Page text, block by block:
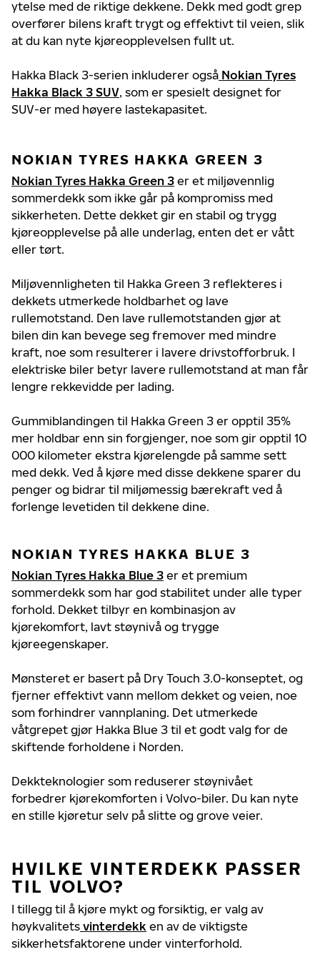
ytelse med de riktige dekkene. Dekk med godt grep
overfører bilens kraft trygt og effektivt til veien, slik
at du kan nyte kjøreopplevelsen fullt ut.
Hakka Black 3-serien inkluderer også Nokian Tyres
Hakka Black 3 SUV, som er spesielt designet for
SUV-er med høyere lastekapasitet.
NOKIAN TYRES HAKKA GREEN 3
Nokian Tyres Hakka Green 3 er et miljøvennlig
sommerdekk som ikke går på kompromiss med
sikkerheten. Dette dekket gir en stabil og trygg
kjøreopplevelse på alle underlag, enten det er vått
eller tørt.
Miljøvennligheten til Hakka Green 3 reflekteres i
dekkets utmerkede holdbarhet og lave
rullemotstand. Den lave rullemotstanden gjør at
bilen din kan bevege seg fremover med mindre
kraft, noe som resulterer i lavere drivstofforbruk. I
elektriske biler betyr lavere rullemotstand at man får
lengre rekkevidde per lading.
Gummiblandingen til Hakka Green 3 er opptil 35%
mer holdbar enn sin forgjenger, noe som gir opptil 10
000 kilometer ekstra kjørelengde på samme sett
med dekk. Ved å kjøre med disse dekkene sparer du
penger og bidrar til miljømessig bærekraft ved å
forlenge levetiden til dekkene dine.
NOKIAN TYRES HAKKA BLUE 3
Nokian Tyres Hakka Blue 3 er et premium
sommerdekk som har god stabilitet under alle typer
forhold. Dekket tilbyr en kombinasjon av
kjørekomfort, lavt støynivå og trygge
kjøreegenskaper.
Mønsteret er basert på Dry Touch 3.0-konseptet, og
fjerner effektivt vann mellom dekket og veien, noe
som forhindrer vannplaning. Det utmerkede
våtgrepet gjør Hakka Blue 3 til et godt valg for de
skiftende forholdene i Norden.
Dekkteknologier som reduserer støynivået
forbedrer kjørekomforten i Volvo-biler. Du kan nyte
en stille kjøretur selv på slitte og grove veier.
HVILKE VINTERDEKK PASSER
TIL VOLVO?
I tillegg til å kjøre mykt og forsiktig, er valg av
høykvalitets vinterdekk en av de viktigste
sikkerhetsfaktorene under vinterforhold.